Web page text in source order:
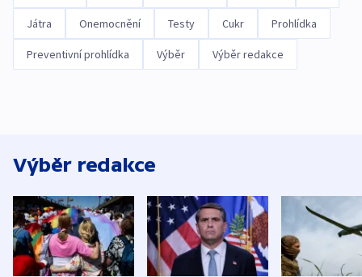
Játra Onemocnění Testy Cukr Prohlídka
Preventivní prohlídka Výběr Výběr redakce
Výběr redakce